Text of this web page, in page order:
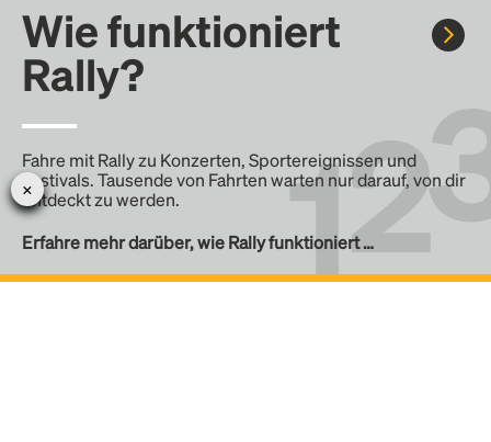
Wie funktioniert
Rally?
Fahre mit Rally zu Konzerten, Sportereignissen und
Festivals. Tausende von Fahrten warten nur darauf, von dir
entdeckt zu werden.
Erfahre mehr darüber, wie Rally funktioniert …